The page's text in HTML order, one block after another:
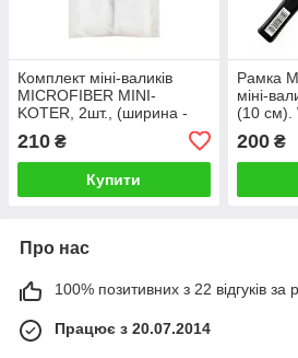
Комплект міні-валиків
MICROFIBER MINI-
KOTER, 2шт., (ширина -
WOOSTER
210 ₴
Купити
Рамка
міні-
(10 см).
200₴
Про нас
100% позитивних з 22 відгуків за
Працює з 20.07.2014